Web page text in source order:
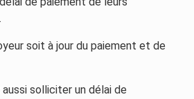
soit à jour du paiement et de
solliciter un délai de